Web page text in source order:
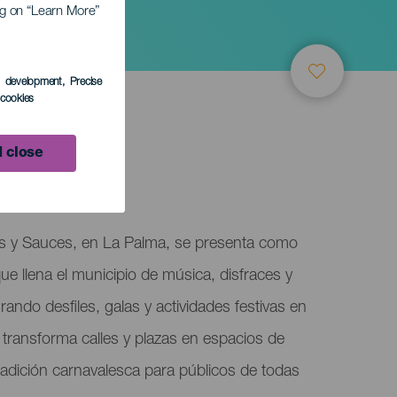
on “Learn More”
development, Precise
close
y Sauces, en La Palma, se presenta como
llena el municipio de música, disfraces y
desfiles, galas y actividades festivas en
calles y plazas en espacios de
carnavalesca para públicos de todas